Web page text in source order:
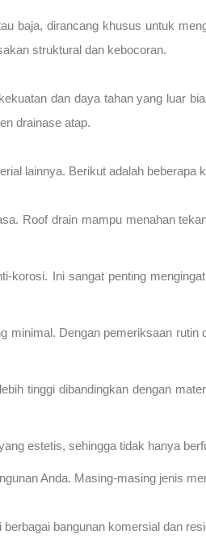
baja, dirancang khusus untuk
struktural dan kebocoran.
dan daya tahan yang luar
drainase atap.
lainnya. Berikut adalah beberapa
Roof drain mampu menahan
korosi. Ini sangat penting
minimal. Dengan pemeriksaan
tinggi dibandingkan dengan
estetis, sehingga tidak hanya
Anda. Masing-masing jenis
bangunan komersial dan